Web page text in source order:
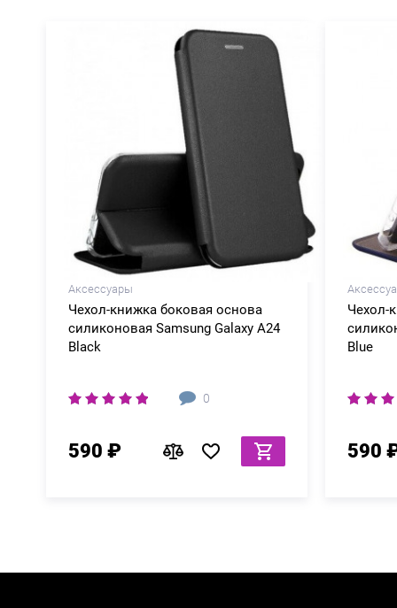
Аксессуары
Чехол-книжка боковая основа
силиконовая Samsung Galaxy A24
Black
0
590 ₽
Чехол-
Blue
590